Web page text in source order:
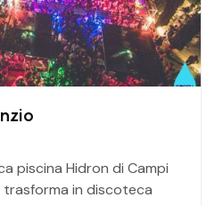
piscina Hidron di Campi
trasforma in discoteca